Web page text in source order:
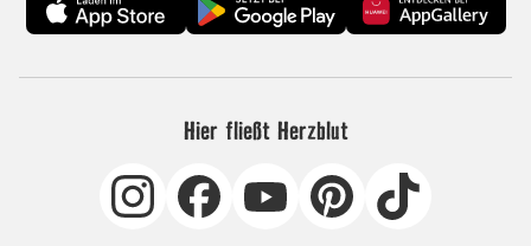
Hier fließt Herzblut